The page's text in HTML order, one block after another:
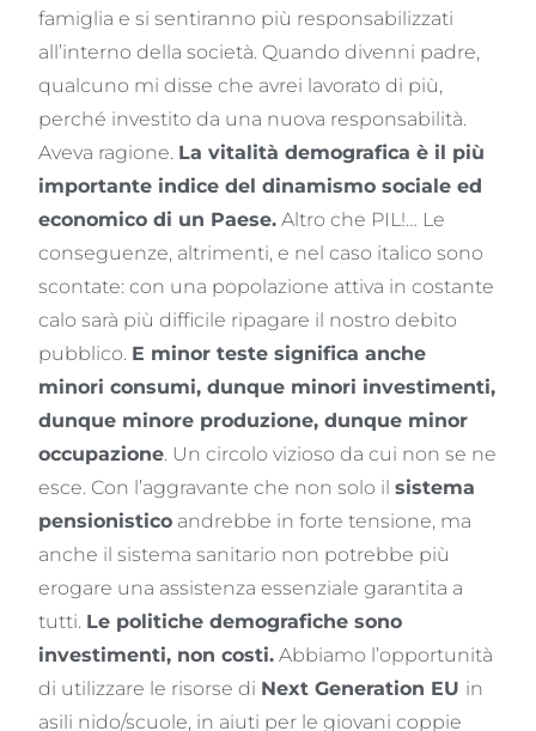
famiglia e si sentiranno più responsabilizzati
all’interno della società. Quando divenni padre,
qualcuno mi disse che avrei lavorato di più,
perché investito da una nuova responsabilità.
Aveva ragione. La vitalità demografica è il più
importante indice del dinamismo sociale ed
economico di un Paese. Altro che PIL!… Le
conseguenze, altrimenti, e nel caso italico sono
scontate: con una popolazione attiva in costante
calo sarà più difficile ripagare il nostro debito
pubblico. E minor teste significa anche
minori consumi, dunque minori investimenti,
dunque minore produzione, dunque minor
occupazione. Un circolo vizioso da cui non se ne
esce. Con l’aggravante che non solo ilsistema
pensionistico andrebbe in forte tensione, ma
anche il sistema sanitario non potrebbe più
erogare una assistenza essenziale garantita a
tutti. Le politiche demografiche sono
investimenti, non costi. Abbiamo l’opportunità
di utilizzare le risorse di Next Generation EU in
asili nido/scuole, in aiuti per le giovani coppie